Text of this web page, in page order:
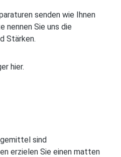
senden wie Ihnen
nennen Sie uns die
Stärken.
hier.
sind
erzielen Sie einen matten